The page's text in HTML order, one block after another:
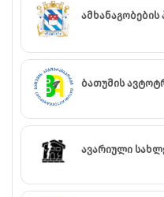
ბათუმის
ავარიული